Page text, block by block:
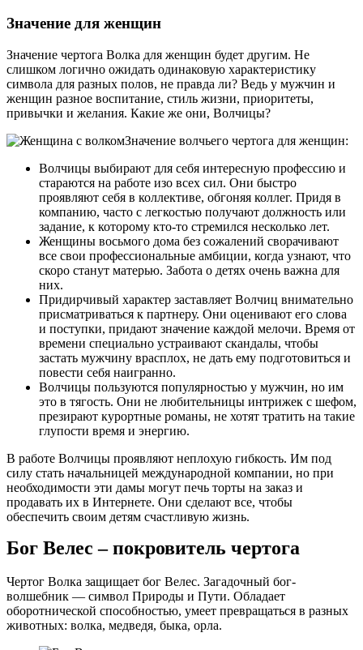
Значение для женщин
Значение чертога Волка для женщин будет другим. Не
слишком логично ожидать одинаковую характеристику
символа для разных полов, не правда ли? Ведь у мужчин и
женщин разное воспитание, стиль жизни, приоритеты,
привычки и желания. Какие же они, Волчицы?
Значение волчьего чертога для женщин:
Волчицы выбирают для себя интересную профессию и
стараются на работе изо всех сил. Они быстро
проявляют себя в коллективе, обгоняя коллег. Придя в
компанию, часто с легкостью получают должность или
задание, к которому кто-то стремился несколько лет.
Женщины восьмого дома без сожалений сворачивают
все свои профессиональные амбиции, когда узнают, что
скоро станут матерью. Забота о детях очень важна для
них.
Придирчивый характер заставляет Волчиц внимательно
присматриваться к партнеру. Они оценивают его слова
и поступки, придают значение каждой мелочи. Время от
времени специально устраивают скандалы, чтобы
застать мужчину врасплох, не дать ему подготовиться и
повести себя наигранно.
Волчицы пользуются популярностью у мужчин, но им
это в тягость. Они не любительницы интрижек с шефом,
презирают курортные романы, не хотят тратить на такие
глупости время и энергию.
В работе Волчицы проявляют неплохую гибкость. Им под
силу стать начальницей международной компании, но при
необходимости эти дамы могут печь торты на заказ и
продавать их в Интернете. Они сделают все, чтобы
обеспечить своим детям счастливую жизнь.
Бог Велес – покровитель чертога
Чертог Волка защищает бог Велес. Загадочный бог-
волшебник — символ Природы и Пути. Обладает
оборотнической способностью, умеет превращаться в разных
животных: волка, медведя, быка, орла.